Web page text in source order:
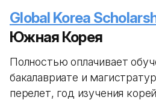
Global Korea
Южная Корея
Полностью оплачивает
бакалавриате и
перелет, год изучения